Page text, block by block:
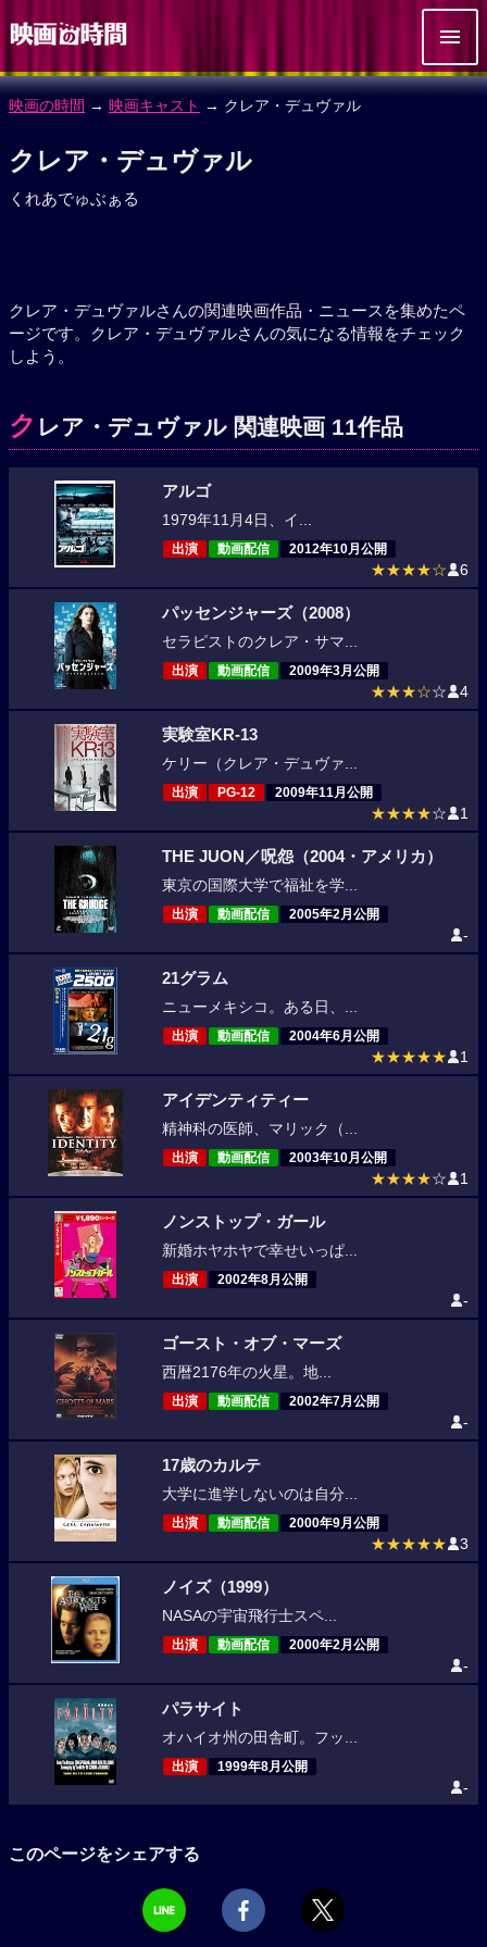
映画の時間 → 映画キャスト → クレア・デュヴァル
クレア・デュヴァル
くれあでゅぶぁる
クレア・デュヴァルさんの関連映画作品・ニュースを集めたペ
ージです。クレア・デュヴァルさんの気になる情報をチェック
しよう。
ク レア・デュヴァル 関連映画 11作品
アルゴ
1979年11月4日、イ...
出演 動画配信 2012年10月公開
★★★★☆ 6
パッセンジャーズ（2008）
セラピストのクレア・サマ...
出演 動画配信 2009年3月公開
★★★☆☆ 4
実験室KR-13
ケリー（クレア・デュヴァ...
出演 PG-12 2009年11月公開
★★★★☆ 1
THE JUON／呪怨（2004・アメリカ）
東京の国際大学で福祉を学...
出演 動画配信 2005年2月公開
-
21グラム
ニューメキシコ。ある日、...
出演 動画配信 2004年6月公開
★★★★★ 1
アイデンティティー
精神科の医師、マリック（...
出演 動画配信 2003年10月公開
★★★★☆ 1
ノンストップ・ガール
新婚ホヤホヤで幸せいっぱ...
出演 2002年8月公開
-
ゴースト・オブ・マーズ
西暦2176年の火星。地...
出演 動画配信 2002年7月公開
-
17歳のカルテ
大学に進学しないのは自分...
出演 動画配信 2000年9月公開
★★★★★ 3
ノイズ（1999）
NASAの宇宙飛行士スペ...
出演 動画配信 2000年2月公開
-
パラサイト
オハイオ州の田舎町。フッ...
出演 1999年8月公開
-
このページをシェアする